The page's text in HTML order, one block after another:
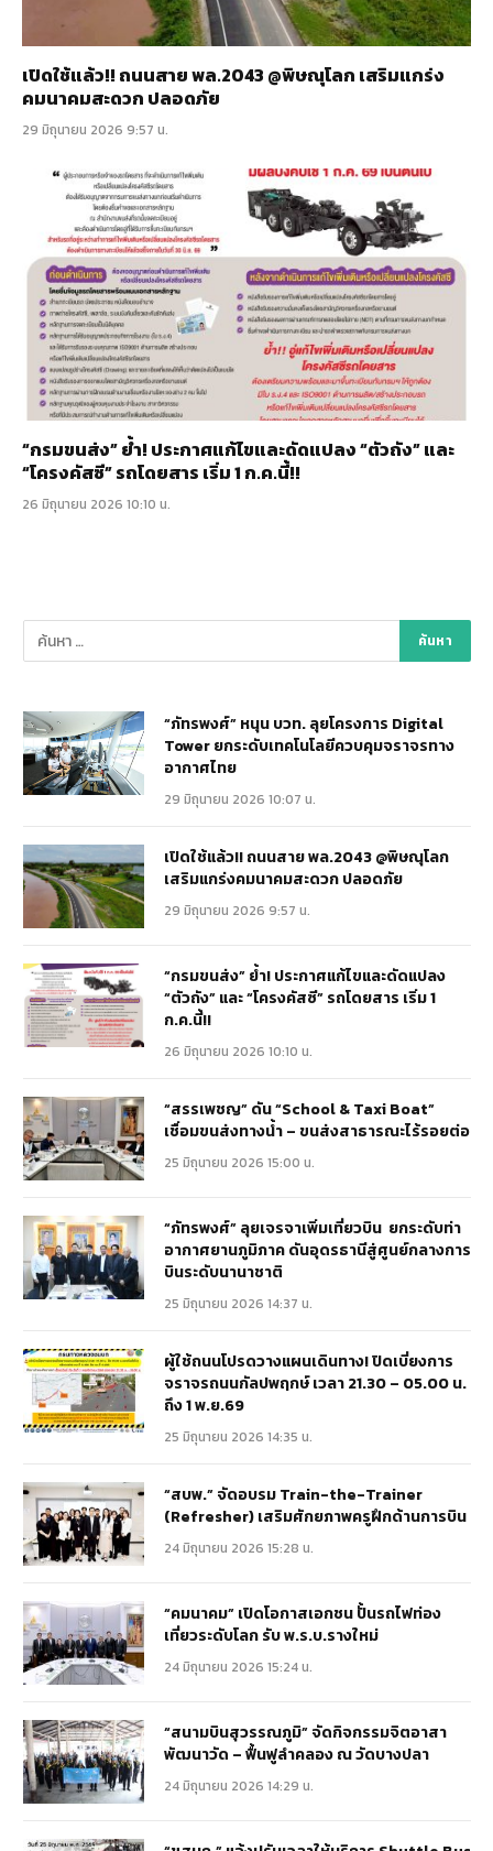
เปิดใช้แล้ว!! ถนนสาย พล.2043 @พิษณุโลก เสริมแกร่ง
คมนาคมสะดวก ปลอดภัย
29 มิถุนายน 2026 9:57 น.
“กรมขนส่ง” ย้ำ! ประกาศแก้ไขและดัดแปลง “ตัวถัง” และ
“โครงคัสซี” รถโดยสาร เริ่ม 1 ก.ค.นี้!!
26 มิถุนายน 2026 10:10 น.
“ภัทรพงศ์” หนุน บวท. ลุยโครงการ Digital
Tower ยกระดับเทคโนโลยีควบคุมจราจรทาง
อากาศไทย
29 มิถุนายน 2026 10:07 น.
เปิดใช้แล้ว!! ถนนสาย พล.2043 @พิษณุโลก
เสริมแกร่งคมนาคมสะดวก ปลอดภัย
29 มิถุนายน 2026 9:57 น.
“กรมขนส่ง” ย้ำ! ประกาศแก้ไขและดัดแปลง
“ตัวถัง” และ “โครงคัสซี” รถโดยสาร เริ่ม 1
ก.ค.นี้!!
26 มิถุนายน 2026 10:10 น.
“สรรเพชญ” ดัน “School & Taxi Boat”
เชื่อมขนส่งทางน้ำ – ขนส่งสาธารณะไร้รอยต่อ
25 มิถุนายน 2026 15:00 น.
“ภัทรพงศ์” ลุยเจรจาเพิ่มเที่ยวบิน ยกระดับท่า
อากาศยานภูมิภาค ดันอุดรธานีสู่ศูนย์กลางการ
บินระดับนานาชาติ
25 มิถุนายน 2026 14:37 น.
ผู้ใช้ถนนโปรดวางแผนเดินทาง! ปิดเบี่ยงการ
จราจรถนนกัลปพฤกษ์ เวลา 21.30 – 05.00 น.
ถึง 1 พ.ย.69
25 มิถุนายน 2026 14:35 น.
“สบพ.” จัดอบรม Train-the-Trainer
(Refresher) เสริมศักยภาพครูฝึกด้านการบิน
24 มิถุนายน 2026 15:28 น.
“คมนาคม” เปิดโอกาสเอกชน ปั้นรถไฟท่อง
เที่ยวระดับโลก รับ พ.ร.บ.รางใหม่
24 มิถุนายน 2026 15:24 น.
“สนามบินสุวรรณภูมิ” จัดกิจกรรมจิตอาสา
พัฒนาวัด – ฟื้นฟูลำคลอง ณ วัดบางปลา
24 มิถุนายน 2026 14:29 น.